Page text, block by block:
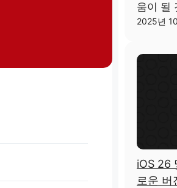
움이 될
2025년
iOS 26
로운 버